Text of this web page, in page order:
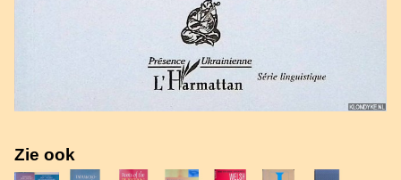
Zie ook